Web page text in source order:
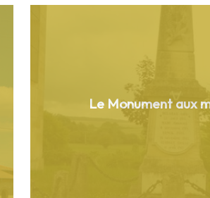
Le Monument aux